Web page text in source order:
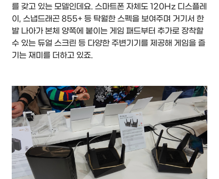
를 갖고 있는 모델인데요. 스마트폰 자체도 120Hz 디스플레
이, 스냅드래곤 855+ 등 탁월한 스펙을 보여주며 거기서 한
발 나아가 본체 양쪽에 붙이는 게임 패드부터 추가로 장착할
수 있는 듀얼 스크린 등 다양한 주변기기를 제공해 게임을 즐
기는 재미를 더하고 있죠.